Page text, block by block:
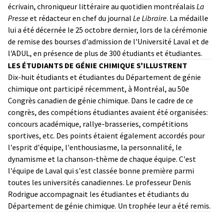
écrivain, chroniqueur littéraire au quotidien montréalais La
Presseet rédacteur en chef du journal Le Libraire. La médaille
lui a été décernée le 25 octobre dernier, lors de la cérémonie
de remise des bourses d'admission de l'Université Laval et de
l'ADUL, en présence de plus de 300 étudiants et étudiantes.
LES ÉTUDIANTS DE GÉNIE CHIMIQUE S'ILLUSTRENT
Dix-huit étudiants et étudiantes du Département de génie
chimique ont participé récemment, à Montréal, au 50e
Congrès canadien de génie chimique. Dans le cadre de ce
congrès, des compétions étudiantes avaient été organisées:
concours académique, rallye-brasseries, compétitions
sportives, etc. Des points étaient également accordés pour
l'esprit d'équipe, l'enthousiasme, la personnalité, le
dynamisme et la chanson-thème de chaque équipe. C'est
l'équipe de Laval qui s'est classée bonne première parmi
toutes les universités canadiennes. Le professeur Denis
Rodrigue accompagnait les étudiantes et étudiants du
Département de génie chimique. Un trophée leur a été remis.